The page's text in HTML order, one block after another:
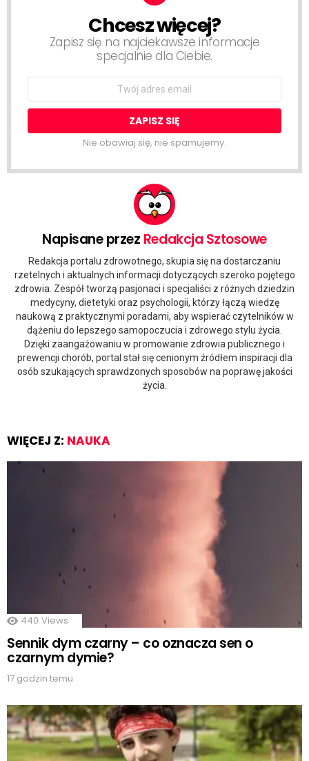
NEWSLETTERChcesz więcej?
Zapisz się na najciekawsze informacje
specjalnie dla Ciebie.
Email
Nie obawiaj się, nie spamujemy.
Napisane przez Redakcja Sztosowe
Redakcja portalu zdrowotnego, skupia się na dostarczaniu
rzetelnych i aktualnych informacji dotyczących szeroko pojętego
zdrowia. Zespół tworzą pasjonaci i specjaliści z różnych dziedzin
medycyny, dietetyki oraz psychologii, którzy łączą wiedzę
naukową z praktycznymi poradami, aby wspierać czytelników w
dążeniu do lepszego samopoczucia i zdrowego stylu życia.
Dzięki zaangażowaniu w promowanie zdrowia publicznego i
prewencji chorób, portal stał się cenionym źródłem inspiracji dla
osób szukających sprawdzonych sposobów na poprawę jakości
życia.
WIĘCEJ Z: NAUKA
440 Views
Sennik dym czarny – co oznacza sen o
czarnym dymie?
17 godzin temu